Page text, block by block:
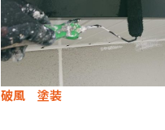
破風 塗装